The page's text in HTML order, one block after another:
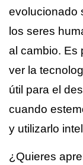
evolucionado
los seres
al cambio. Es
ver la
útil para el
cuando
y utilizarlo
¿Quieres